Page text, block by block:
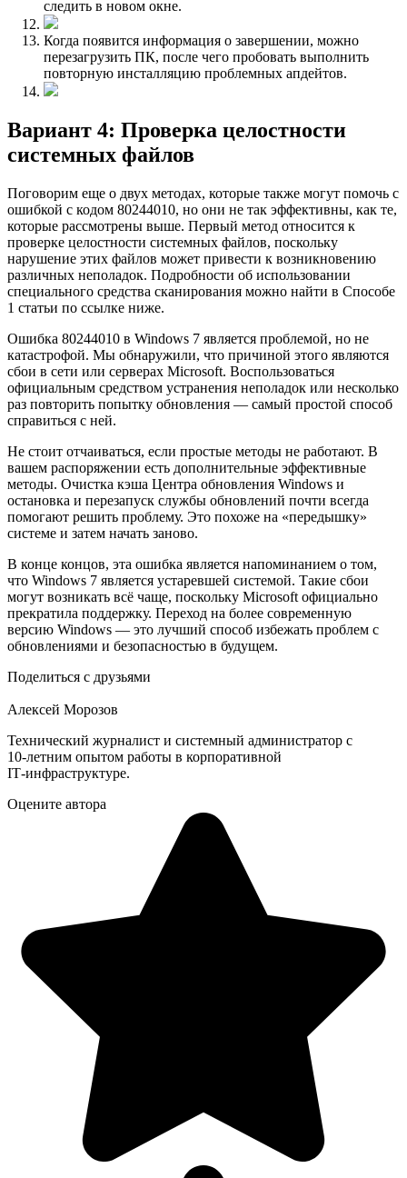
следить в новом окне.
Когда появится информация о завершении, можно
перезагрузить ПК, после чего пробовать выполнить
повторную инсталляцию проблемных апдейтов.
Вариант 4: Проверка целостности
системных файлов
Поговорим еще о двух методах, которые также могут помочь с
ошибкой с кодом 80244010, но они не так эффективны, как те,
которые рассмотрены выше. Первый метод относится к
проверке целостности системных файлов, поскольку
нарушение этих файлов может привести к возникновению
различных неполадок. Подробности об использовании
специального средства сканирования можно найти в Способе
1 статьи по ссылке ниже.
Ошибка 80244010 в Windows 7 является проблемой, но не
катастрофой. Мы обнаружили, что причиной этого являются
сбои в сети или серверах Microsoft. Воспользоваться
официальным средством устранения неполадок или несколько
раз повторить попытку обновления — самый простой способ
справиться с ней.
Не стоит отчаиваться, если простые методы не работают. В
вашем распоряжении есть дополнительные эффективные
методы. Очистка кэша Центра обновления Windows и
остановка и перезапуск службы обновлений почти всегда
помогают решить проблему. Это похоже на «передышку»
системе и затем начать заново.
В конце концов, эта ошибка является напоминанием о том,
что Windows 7 является устаревшей системой. Такие сбои
могут возникать всё чаще, поскольку Microsoft официально
прекратила поддержку. Переход на более современную
версию Windows — это лучший способ избежать проблем с
обновлениями и безопасностью в будущем.
Поделиться с друзьями
Алексей Морозов
Технический журналист и системный администратор с
10‑летним опытом работы в корпоративной
IT‑инфраструктуре.
Оцените автора